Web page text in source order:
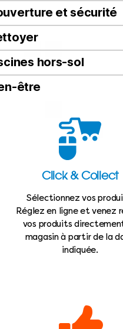
et sécurité
hors-sol
être
Click & Collect
Sélectionnez vos
Réglez en ligne et venez
vos produits
magasin à partir de la
indiquée.